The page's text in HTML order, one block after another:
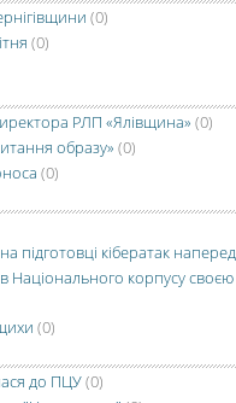
(0)
(0)
РЛП «Ялівщина» (0)
образу» (0)
(0)
підготовці кібератак
Національного корпусу
(0)
до ПЦУ(0)